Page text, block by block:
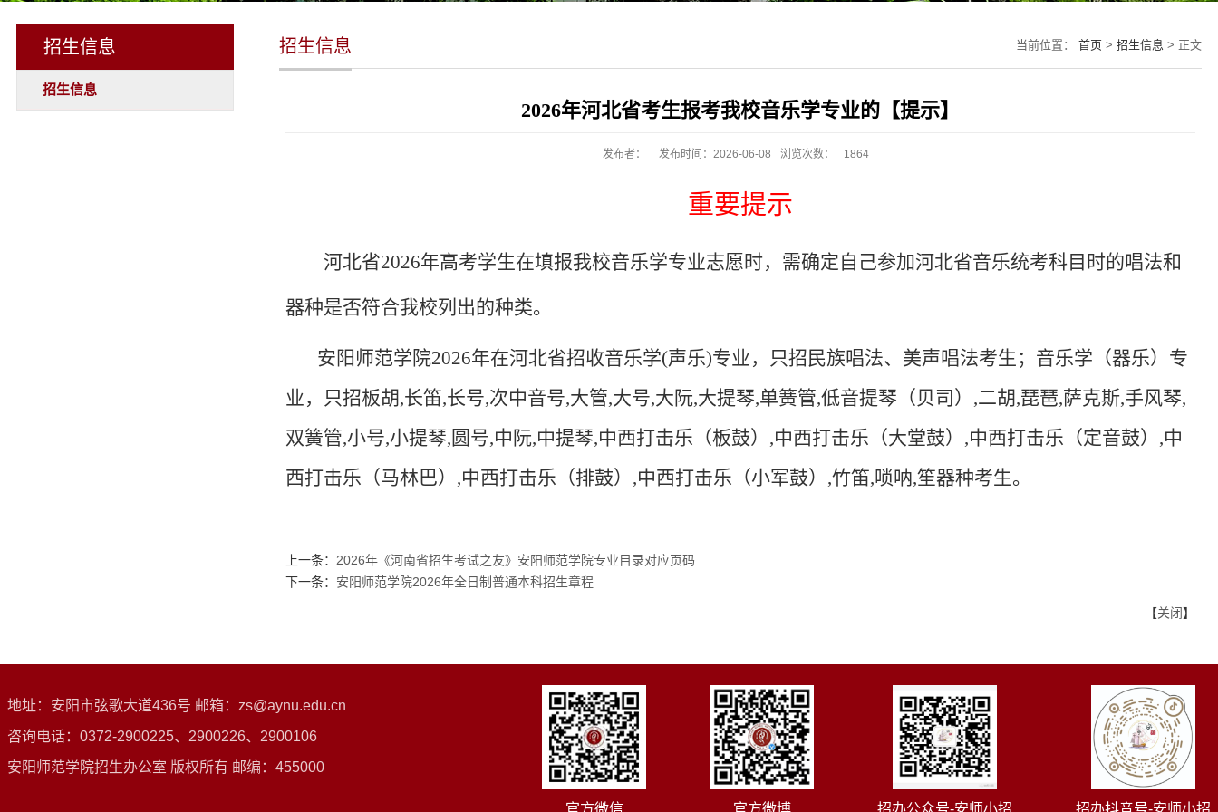
招生信息
招生信息
当前位置： 首页 > 招生信息 > 正文
招生信息
2026年河北省考生报考我校音乐学专业的【提示】
发布者： 发布时间：2026-06-08 浏览次数： 1864
重要提示
河北省2026年高考学生在填报我校音乐学专业志愿时，需确定自己参加河北省音乐统考科目时的唱法和
器种是否符合我校列出的种类。
安阳师范学院2026年在河北省招收音乐学(声乐)专业，只招民族唱法、美声唱法考生；音乐学（器乐）专
业，只招板胡,长笛,长号,次中音号,大管,大号,大阮,大提琴,单簧管,低音提琴（贝司） ,二胡,琵琶,萨克斯,手风琴,
双簧管,小号,小提琴,圆号,中阮,中提琴,中西打击乐（板鼓） ,中西打击乐（大堂鼓） ,中西打击乐（定音鼓） ,中
西打击乐（马林巴） ,中西打击乐（排鼓） ,中西打击乐（小军鼓） ,竹笛,唢呐,笙器种考生。
上一条： 2026年《河南省招生考试之友》安阳师范学院专业目录对应页码
下一条： 安阳师范学院2026年全日制普通本科招生章程
【关闭】
地址：安阳市弦歌大道436号 邮箱：zs@aynu.edu.cn
咨询电话：0372-2900225、2900226、2900106
安阳师范学院招生办公室 版权所有 邮编：455000
官方微信 官方微博 招办公众号-安师小招 招办抖音号-安师小招